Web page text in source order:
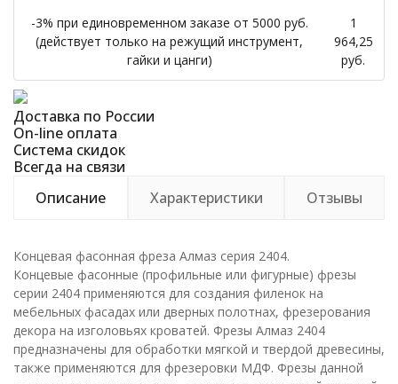
-3% при единовременном заказе от 5000 руб.
(действует только на режущий инструмент,
гайки и цанги)
1
964,25
руб.
Доставка по России
On-line оплата
Система скидок
Всегда на связи
Описание
Характеристики Отзывы
Концевая фасонная фреза Алмаз серия 2404.
Концевые фасонные (профильные или фигурные) фрезы
серии 2404 применяются для создания филенок на
мебельных фасадах или дверных полотнах, фрезерования
декора на изголовьях кроватей. Фрезы Алмаз 2404
предназначены для обработки мягкой и твердой древесины,
также применяются для фрезеровки МДФ. Фрезы данной